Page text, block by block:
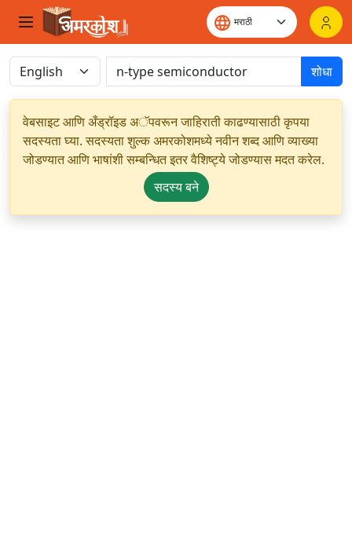
शोधा
वेबसाइट आणि अँड्रॉइड अॅपवरून जाहिराती काढण्यासाठी कृपया
सदस्यता घ्या. सदस्यता शुल्क अमरकोशमध्ये नवीन शब्द आणि व्याख्या
जोडण्यात आणि भाषांशी सम्बन्धित इतर वैशिष्ट्ये जोडण्यास मदत करेल.
सदस्य बने